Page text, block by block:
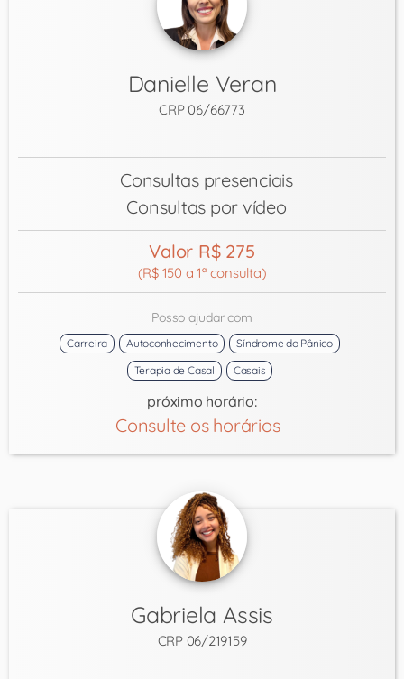
Danielle Veran
CRP 06/66773
Consultas presenciais
Consultas por vídeo
Valor R$ 275
(R$ 150 a 1ª consulta)
Posso ajudar com
Carreira Autoconhecimento
Síndrome do Pânico
Terapia de Casal
Casais
próximo horário:
Consulte os horários
Gabriela Assis
CRP 06/219159